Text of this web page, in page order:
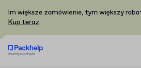
Im większe zamówienie, tym większy
Kup teraz